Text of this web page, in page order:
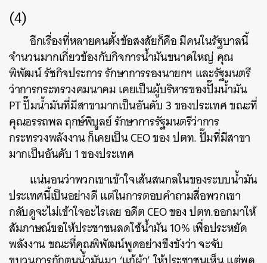
(4)
อีกเรื่องที่หลายคนตั้งข้อสงสัยก็คือ มีคนในรัฐบาลนี้
จำนวนมากเกี่ยวข้องกับกิจการน้ำมันขนาดใหญ่ คุณ
พิพัฒน์ รัชกิจประการ รักษาการรองนายกฯ และรัฐมนตรี
ว่าการกระทรวงคมนาคม เคยเป็นผู้บริหารของปั๊มน้ำมัน
PT ปั๊มน้ำมันที่มีสาขามากเป็นอันดับ 3 ของประเทศ ขณะที่
คุณอรรถพล ฤกษ์พิบูลย์ รักษาการรัฐมนตรีว่าการ
กระทรวงพลังงาน ก็เคยเป็น CEO ของ ปตท. ปั๊มที่มีสาขา
มากเป็นอันดับ 1 ของประเทศ
แน่นอนว่าพวกเขาเข้าใจเส้นสนกลในของระบบน้ำมัน
ประเทศนี้เป็นอย่างดี แต่ในการตอบคำถามสื่อพวกเขา
กลับดูจะไม่เข้าใจอะไรเลย อดีต CEO ของ ปตท.ออกมาให้
สัมภาษณ์ขอให้ประชาชนลดใช้น้ำมัน 10% เพื่อประหยัด
พลังงาน ขณะที่คุณพิพัฒน์พูดอย่างขึงขังว่า จะจับ